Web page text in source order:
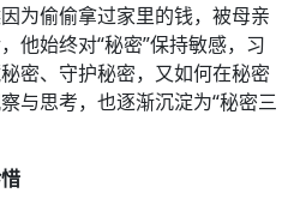
为偷偷拿过家里的钱，被母亲
他始终对“秘密”保持敏感，习
密、守护秘密，又如何在秘密
与思考，也逐渐沉淀为“秘密三